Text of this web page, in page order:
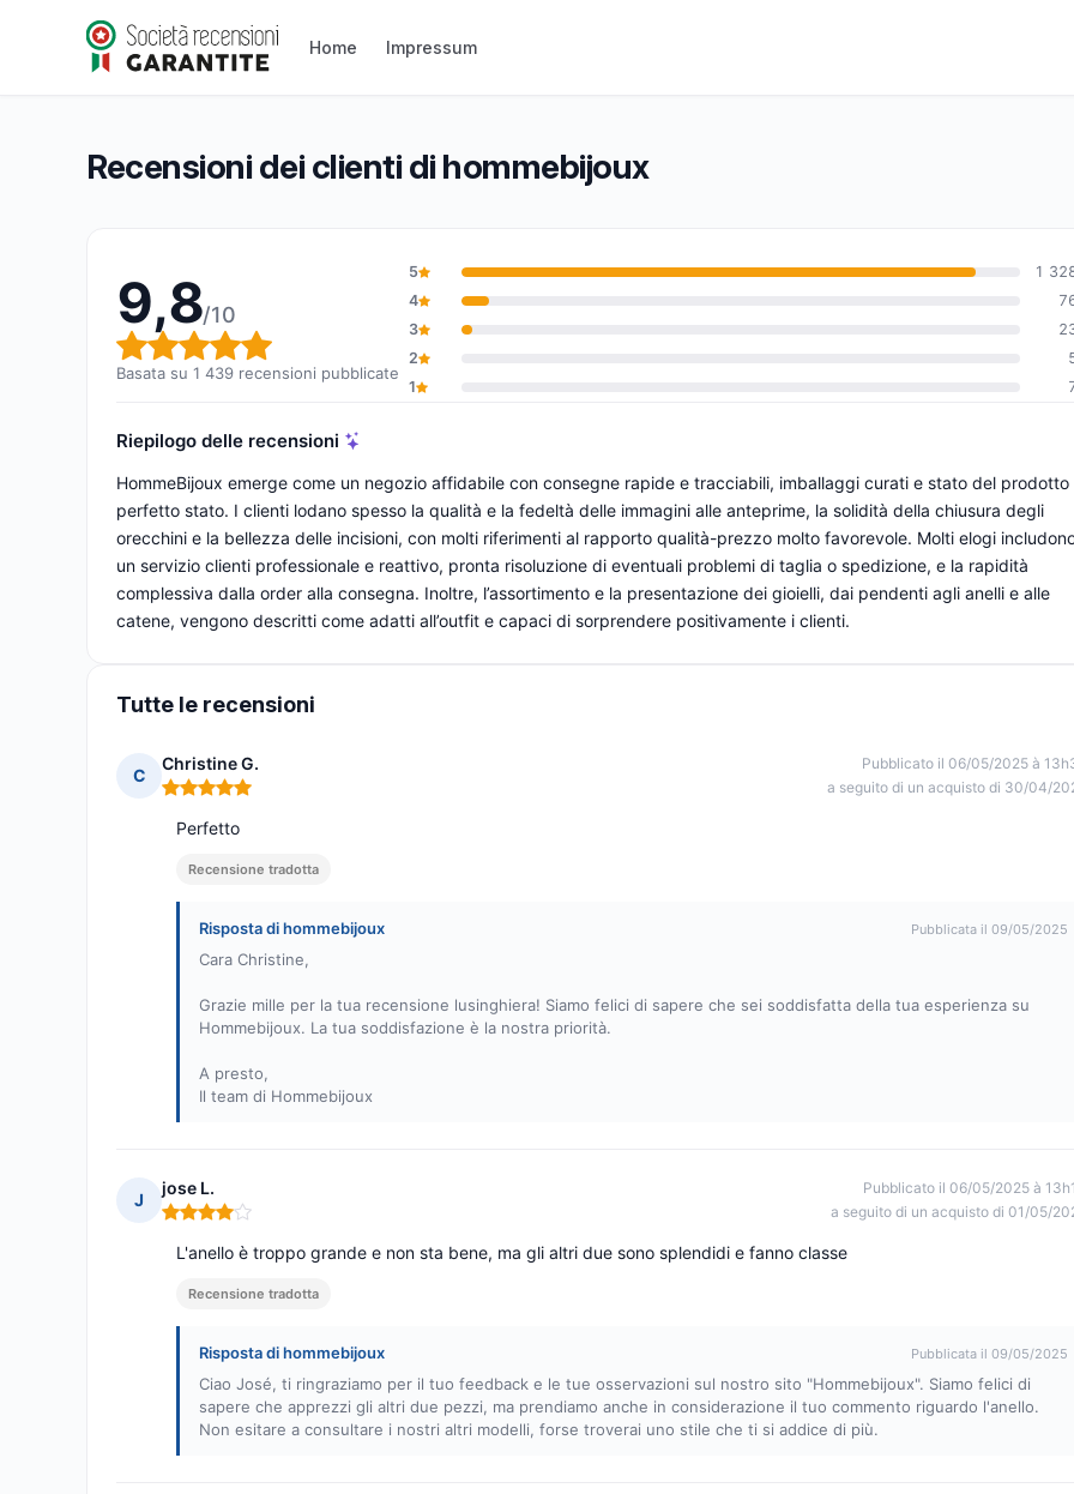
Home Impressum
hommebijoux
Valutazione globale: 9,8 su 10
9,8/10(1 439 recensioni)
Recensioni dei clienti di hommebijoux
9,8/10
Valutazione globale: 9,8 su 10
Basata su 1 439 recensioni pubblicate
5
1
4
3
2
1
Riepilogo delle recensioni
HommeBijoux emerge come un negozio affidabile con consegne rapide e tracciabili, imballaggi curati e stato del prodotto
perfetto stato. I clienti lodano spesso la qualità e la fedeltà delle immagini alle anteprime, la solidità della chiusura degli
orecchini e la bellezza delle incisioni, con molti riferimenti al rapporto qualità-prezzo molto favorevole. Molti elogi
un servizio clienti professionale e reattivo, pronta risoluzione di eventuali problemi di taglia o spedizione, e la rapidità
complessiva dalla order alla consegna. Inoltre, l’assortimento e la presentazione dei gioielli, dai pendenti agli anelli e alle
catene, vengono descritti come adatti all’outfit e capaci di sorprendere positivamente i clienti.
Tutte le recensioni
C
Christine G.
Nota: 5 su 5
Pubblicato il 06/05/2025 à
a seguito di un acquisto di 30/04/
Perfetto
Recensione tradotta
Risposta di hommebijoux Pubblicata il 09/05/2025
Cara Christine,
Grazie mille per la tua recensione lusinghiera! Siamo felici di sapere che sei soddisfatta della tua esperienza su
Hommebijoux. La tua soddisfazione è la nostra priorità.
A presto,
Il team di Hommebijoux
J
jose L.
Nota: 4 su 5
Pubblicato il 06/05/2025 à
a seguito di un acquisto di 01/05/
L'anello è troppo grande e non sta bene, ma gli altri due sono splendidi e fanno classe
Recensione tradotta
Risposta di hommebijoux Pubblicata il 09/05/2025
Ciao José, ti ringraziamo per il tuo feedback e le tue osservazioni sul nostro sito "Hommebijoux". Siamo felici di
sapere che apprezzi gli altri due pezzi, ma prendiamo anche in considerazione il tuo commento riguardo l'anello.
Non esitare a consultare i nostri altri modelli, forse troverai uno stile che ti si addice di più.